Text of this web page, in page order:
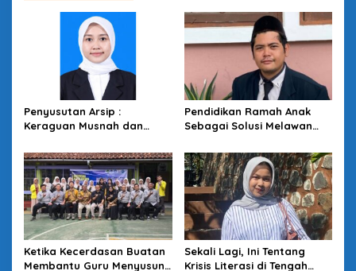
Penyusutan Arsip :
Keraguan Musnah dan
Pendidikan Ramah Anak
Sebagai Solusi Melawan
Sekolah
Ketika Kecerdasan Buatan
Membantu Guru Menyusun
Sekali Lagi, Ini Tentang
Krisis Literasi di Tengah